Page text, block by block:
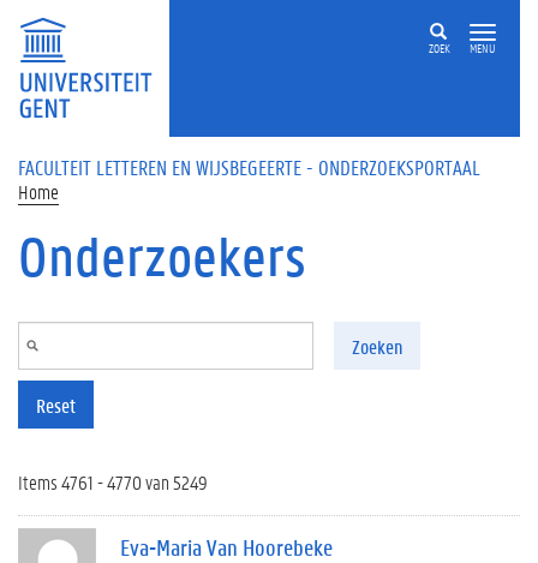
Overslaan en naar de inhoud gaan
ZOEK MENU
FACULTEIT LETTEREN EN WIJSBEGEERTE - ONDERZOEKSPORTAAL
Home
Onderzoekers
Zoeken
Reset
Items 4761 - 4770 van 5249
Eva-Maria Van Hoorebeke